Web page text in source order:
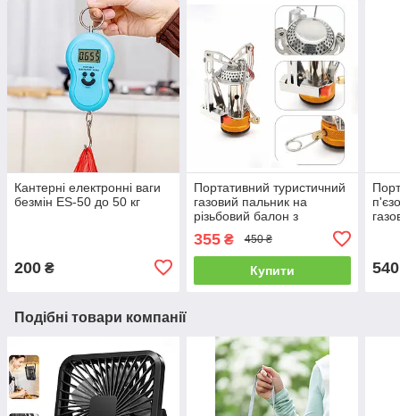
Кантерні електронні ваги
безмін ES-50 до 50 кг
200 ₴
Портативний туристичний
газовий пальник на
різьбовий балон з
355₴ 450 ₴
Купити 540
Подібні товари компанії